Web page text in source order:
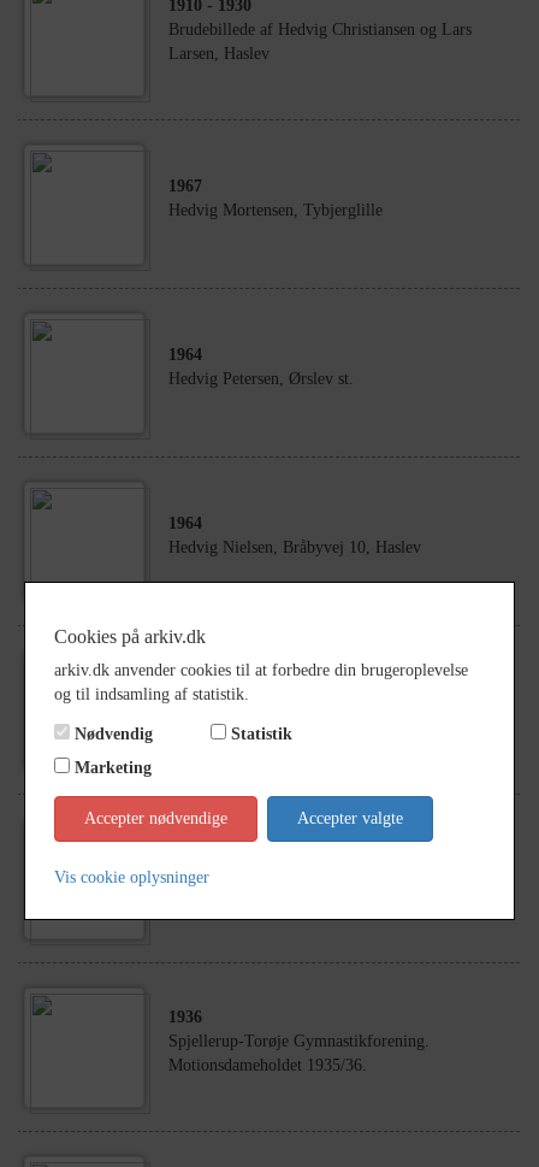
1910 - 1930
Brudebillede af Hedvig Christiansen og Lars
Larsen, Haslev
1967
Hedvig Mortensen, Tybjerglille
1964
Hedvig Petersen, Ørslev st.
1964
Hedvig Nielsen, Bråbyvej 10, Haslev
1977
Hedvig Hansen med sine to små børn,
Teglværksvej 32, Høsten
Eksamensholdet 1941 fra Faxe Private Realskole /
1936
Spjellerup-Torøje Gymnastikforening.
Motionsdameholdet 1935/36.
Cookies på arkiv.dk
arkiv.dk anvender cookies til at forbedre din brugeroplevelse
og til indsamling af statistik.
Nødvendig
Statistik
Marketing
Accepter nødvendige Accepter valgte
Vis cookie oplysninger